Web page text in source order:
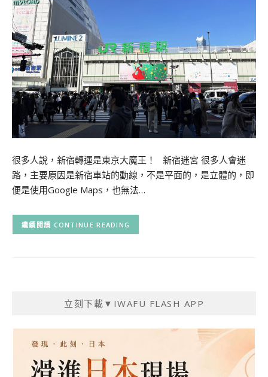
很多人說，新宿轉運是東京大魔王！ 新宿迷宮 很多人會迷
路，主要原因是新宿車站的動線，不是平面的，是立體的，即
便是使用Google Maps，也無法…
CONTINUE READING
立刻下載▼IWAFU FLASH APP